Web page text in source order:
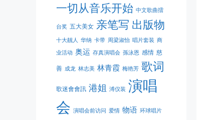
一切从音乐开始 中文歌曲擂
台奖 五大美女 亲笔写 出版物
十大靓人 华纳 卡带 周梁淑怡 唱片套装 商
业活动 奥运 存真演唱会 孫泳恩 感情 慈
善 成龙 林志美 林青霞 梅艳芳 歌词
歌迷會會訊 港姐 溥仪装 演唱
会 演唱会前访问 爱情 物语 环球唱片